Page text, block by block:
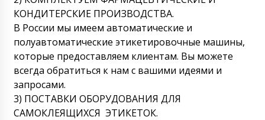
КОНДИТЕРСКИЕ ПРОИЗВОДСТВА.
В России мы имеем автоматические и
полуавтоматические этикетировочные машины,
которые предоставляем клиентам. Вы можете
всегда обратиться к нам с вашими идеями и
запросами.
3) ПОСТАВКИ ОБОРУДОВАНИЯ ДЛЯ
САМОКЛЕЯЩИХСЯ ЭТИКЕТОК.